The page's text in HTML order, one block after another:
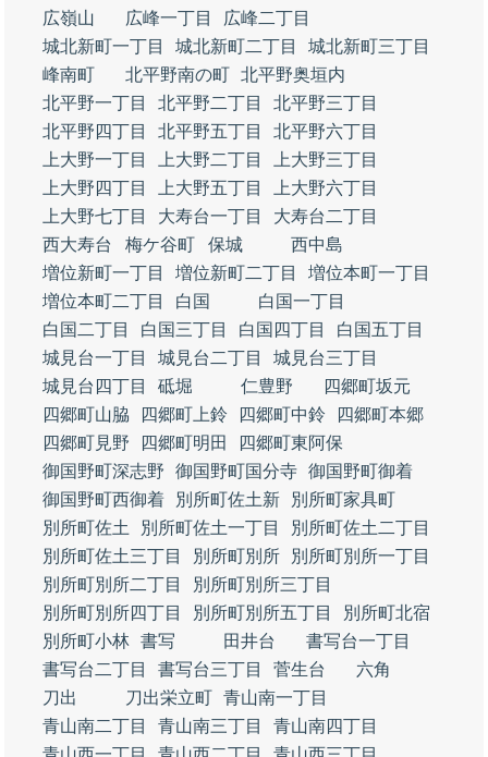
広嶺山
広峰一丁目
広峰二丁目
城北新町一丁目
城北新町二丁目
城北新町三丁目
峰南町
北平野南の町 北平野奥垣内
北平野一丁目
北平野二丁目
北平野三丁目
北平野四丁目
北平野五丁目
北平野六丁目
上大野一丁目
上大野二丁目
上大野三丁目
上大野四丁目
上大野五丁目
上大野六丁目
上大野七丁目
大寿台一丁目
大寿台二丁目
西大寿台
梅ケ谷町 保城
西中島
増位新町一丁目
増位新町二丁目
増位本町一丁目
増位本町二丁目
白国
白国一丁目
白国二丁目
白国三丁目 白国四丁目
白国五丁目
城見台一丁目
城見台二丁目
城見台三丁目
城見台四丁目
砥堀 仁豊野
四郷町坂元
四郷町山脇
四郷町上鈴 四郷町中鈴
四郷町本郷
四郷町見野
四郷町明田
四郷町東阿保
御国野町深志野
御国野町国分寺 御国野町御着
御国野町西御着
別所町佐土新
別所町家具町
別所町佐土
別所町佐土一丁目
別所町佐土二丁目
別所町佐土三丁目
別所町別所
別所町別所一丁目
別所町別所二丁目
別所町別所三丁目
別所町別所四丁目
別所町別所五丁目
別所町北宿
別所町小林 書写 田井台
書写台一丁目
書写台二丁目
書写台三丁目 菅生台
六角
刀出
刀出栄立町 青山南一丁目
青山南二丁目
青山南三丁目
青山南四丁目